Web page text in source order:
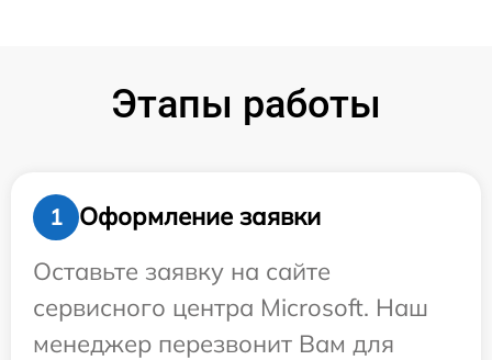
Этапы работы
1
Оформление заявки
Оставьте заявку на сайте
сервисного центра Microsoft. Наш
менеджер перезвонит Вам для